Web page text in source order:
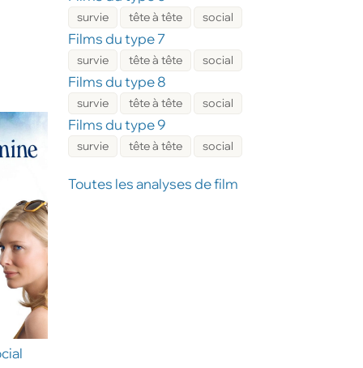
survie tête à tête social
Films du type 7
survie tête à tête social
Films du type 8
survie tête à tête social
Films du type 9
survie tête à tête social
Toutes les analyses de film